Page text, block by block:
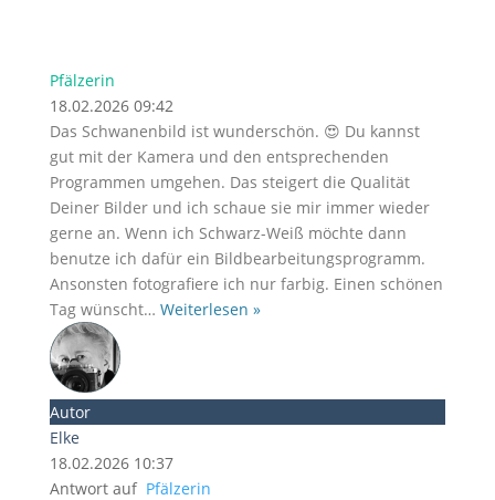
Pfälzerin
18.02.2026 09:42
Das Schwanenbild ist wunderschön. 😍 Du kannst
gut mit der Kamera und den entsprechenden
Programmen umgehen. Das steigert die Qualität
Deiner Bilder und ich schaue sie mir immer wieder
gerne an. Wenn ich Schwarz-Weiß möchte dann
benutze ich dafür ein Bildbearbeitungsprogramm.
Ansonsten fotografiere ich nur farbig. Einen schönen
Tag wünscht… Weiterlesen »
Autor
Elke
18.02.2026 10:37
Antwort auf Pfälzerin